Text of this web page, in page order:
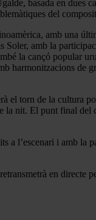
basada en dues
del
amb una
amb la
la cançó popular
harmonitzacions
el torn de la cultura
la nit. El punt final del
a l’escenari i amb la
en directe